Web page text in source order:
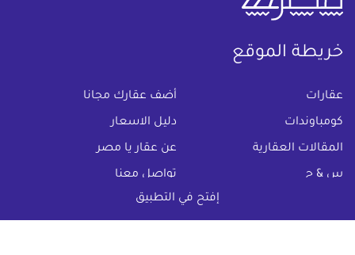
إفتح في التطبيق
خريطة الموقع
عقارات أضف عقارك مجانا
كومباوندات دليل الاسعار
المقالات العقارية عن عقار يا مصر
س & ج تواصل معنا